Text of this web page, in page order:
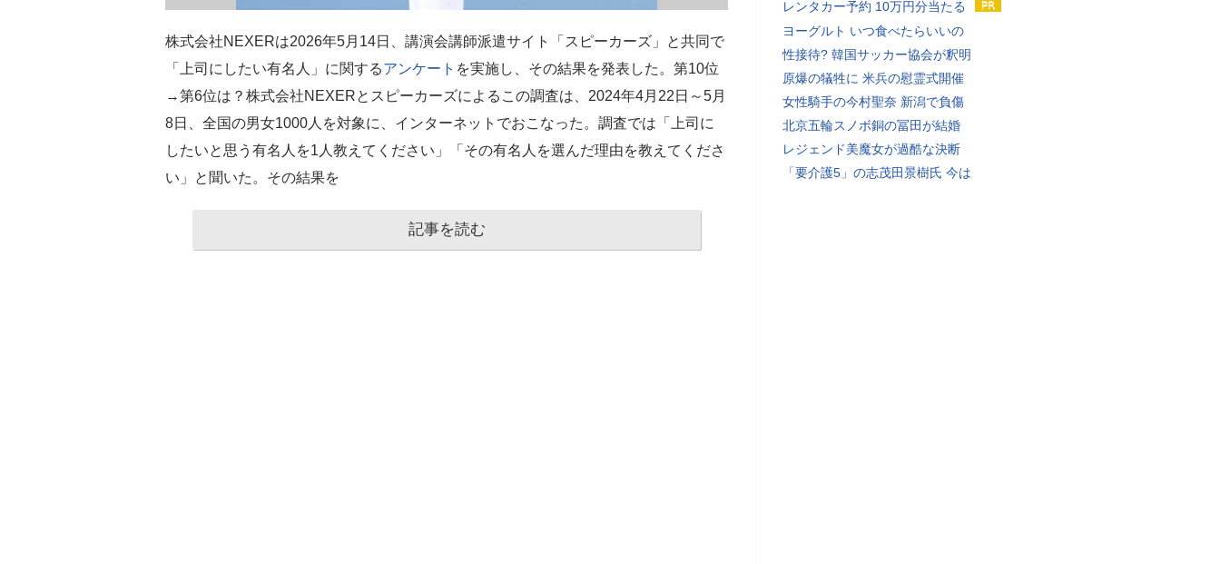
株式会社NEXERは2026年5月14日、講演会講師派遣サイト「スピーカーズ」と共同で
「上司にしたい有名人」に関するアンケート を実施し、その結果を発表した。第10位
→第6位は？株式会社NEXERとスピーカーズによるこの調査は、2024年4月22日～5月
8日、全国の男女1000人を対象に、インターネットでおこなった。調査では「上司に
したいと思う有名人を1人教えてください」「その有名人を選んだ理由を教えてくださ
い」と聞いた。その結果を
記事を読む
レンタカー予約 10万円分当たる
ヨーグルト いつ食べたらいいの
性接待? 韓国サッカー協会が釈明
原爆の犠牲に 米兵の慰霊式開催
女性騎手の今村聖奈 新潟で負傷
北京五輪スノボ銅の冨田が結婚
レジェンド美魔女が過酷な決断
「要介護5」の志茂田景樹氏 今は